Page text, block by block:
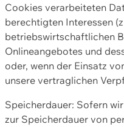
Cookies verarbeiteten
berechtigten Interessen
betriebswirtschaftlichen
Onlineangebotes und
oder, wenn der Einsatz
unsere vertraglichen
Speicherdauer: Sofern
zur Speicherdauer von